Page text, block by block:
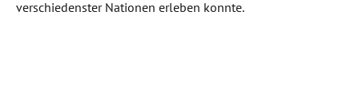
verschiedenster Nationen erleben konnte.